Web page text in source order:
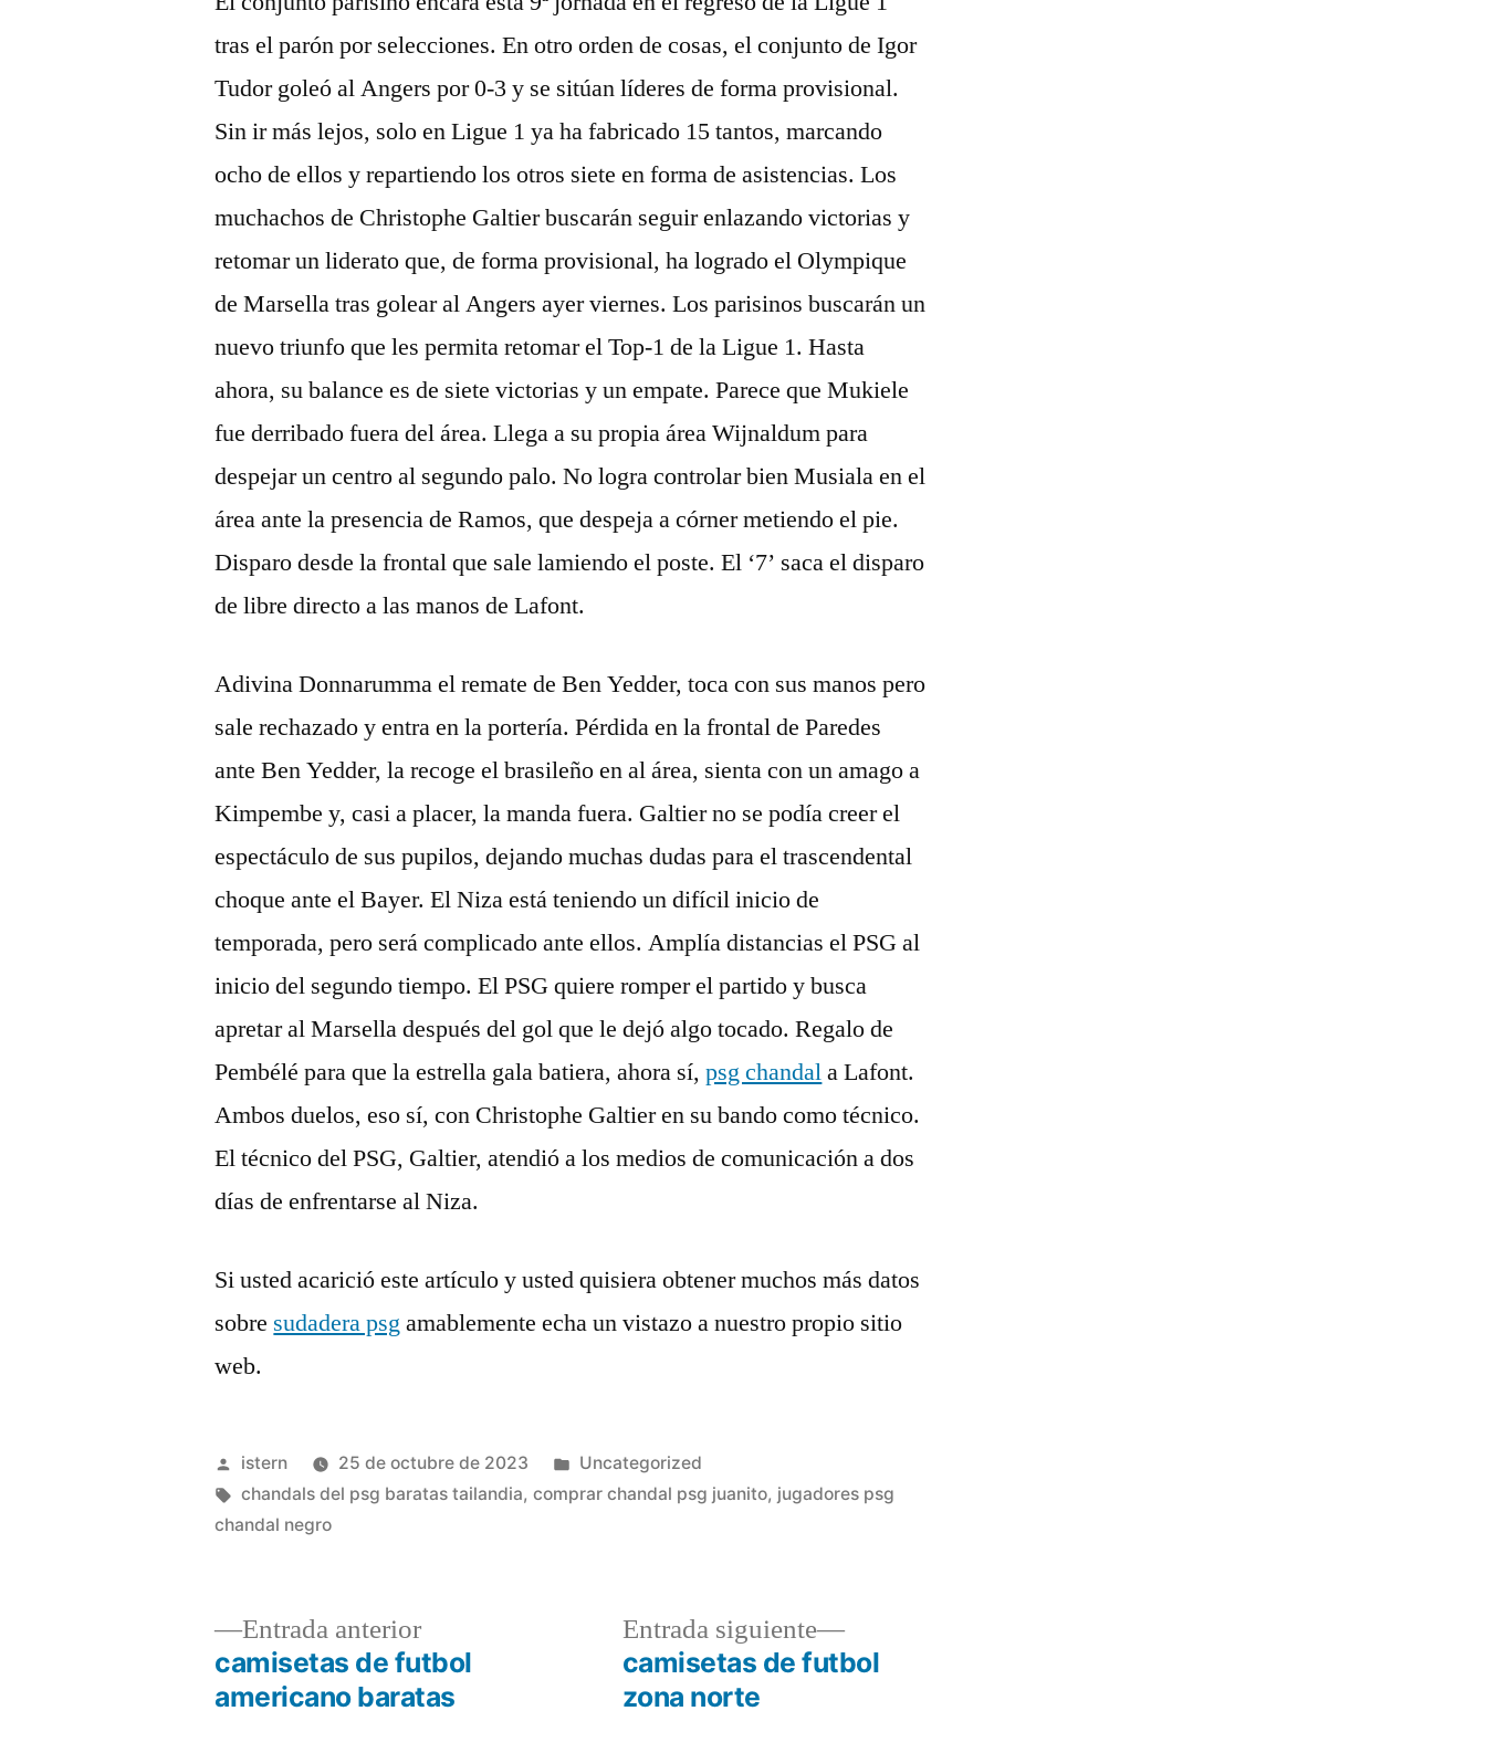
tras el parón por selecciones. En otro orden de cosas, el conjunto de Igor
Tudor goleó al Angers por 0-3 y se sitúan líderes de forma provisional.
Sin ir más lejos, solo en Ligue 1 ya ha fabricado 15 tantos, marcando
ocho de ellos y repartiendo los otros siete en forma de asistencias. Los
muchachos de Christophe Galtier buscarán seguir enlazando victorias y
retomar un liderato que, de forma provisional, ha logrado el Olympique
de Marsella tras golear al Angers ayer viernes. Los parisinos buscarán un
nuevo triunfo que les permita retomar el Top-1 de la Ligue 1. Hasta
ahora, su balance es de siete victorias y un empate. Parece que Mukiele
fue derribado fuera del área. Llega a su propia área Wijnaldum para
despejar un centro al segundo palo. No logra controlar bien Musiala en el
área ante la presencia de Ramos, que despeja a córner metiendo el pie.
Disparo desde la frontal que sale lamiendo el poste. El ‘7’ saca el disparo
de libre directo a las manos de Lafont.
Adivina Donnarumma el remate de Ben Yedder, toca con sus manos pero
sale rechazado y entra en la portería. Pérdida en la frontal de Paredes
ante Ben Yedder, la recoge el brasileño en al área, sienta con un amago a
Kimpembe y, casi a placer, la manda fuera. Galtier no se podía creer el
espectáculo de sus pupilos, dejando muchas dudas para el trascendental
choque ante el Bayer. El Niza está teniendo un difícil inicio de
temporada, pero será complicado ante ellos. Amplía distancias el PSG al
inicio del segundo tiempo. El PSG quiere romper el partido y busca
apretar al Marsella después del gol que le dejó algo tocado. Regalo de
Pembélé para que la estrella gala batiera, ahora sí,psg chandala Lafont.
Ambos duelos, eso sí, con Christophe Galtier en su bando como técnico.
El técnico del PSG, Galtier, atendió a los medios de comunicación a dos
días de enfrentarse al Niza.
Si usted acarició este artículo y usted quisiera obtener muchos más datos
sobre sudadera psgamablemente echa un vistazo a nuestro propio sitio
web.
Publicado
por
istern 25 de octubre de 2023
Publicado
en
Uncategorized
Etiquetas:
chandals del psg baratas tailandia,comprar chandal psg juanito, jugadores psg
chandal negro
Navegación
Entrada anteriorEntrada
anterior:
camisetas de futbol
americano baratas
Entrada siguiente
Entrada
siguiente:
camisetas de futbol
zona norte